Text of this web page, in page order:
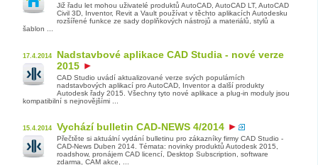
Již řadu let mohou uživatelé produktů AutoCAD, AutoCAD LT, AutoCAD
Civil 3D, Inventor, Revit a Vault používat v těchto aplikacích Autodesku
rozšířené funkce ze sady doplňkových nástrojů a materiálů, stylů a
šablon ...
17.4.2014
Nadstavbové aplikace CAD Studia - nové verze
2015
CAD Studio uvádí aktualizované verze svých populárních
nadstavbových aplikací pro AutoCAD, Inventor a další produkty
Autodesk řady 2015. Všechny tyto nové aplikace a plug-in moduly jsou
kompatibilní s nejnovějšími ...
15.4.2014 Vychází bulletin CAD-NEWS 4/2014
Přečtěte si aktuální vydání bulletinu pro zákazníky firmy CAD Studio -
CAD-News Duben 2014. Témata: novinky produktů Autodesk 2015,
roadshow, pronájem CAD licencí, Desktop Subscription, software
zdarma, CAM akce, ...